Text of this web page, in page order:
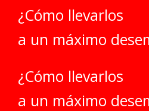
¿Cómo llevarlos
a un máximo
¿Cómo llevarlos
a un máximo